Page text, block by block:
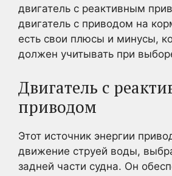
двигатель с реактивным
двигатель с приводом на
есть свои плюсы и минусы,
должен учитывать при
Двигатель с
приводом
Этот источник энергии
движение струей воды,
задней части судна. Он